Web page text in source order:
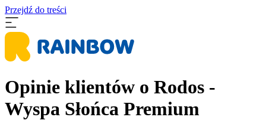
Przejdź do treści
Opinie klientów o Rodos -
Wyspa Słońca Premium